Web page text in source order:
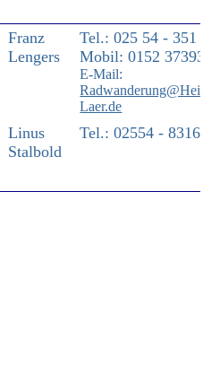
Franz
Lengers
Tel.: 025 54 - 351
Mobil: 0152
E-Mail:
Laer.de
Linus
Stalbold
Tel.: 02554 - 8316